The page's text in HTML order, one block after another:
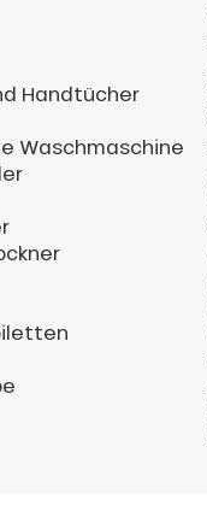
Handtücher
Waschmaschine